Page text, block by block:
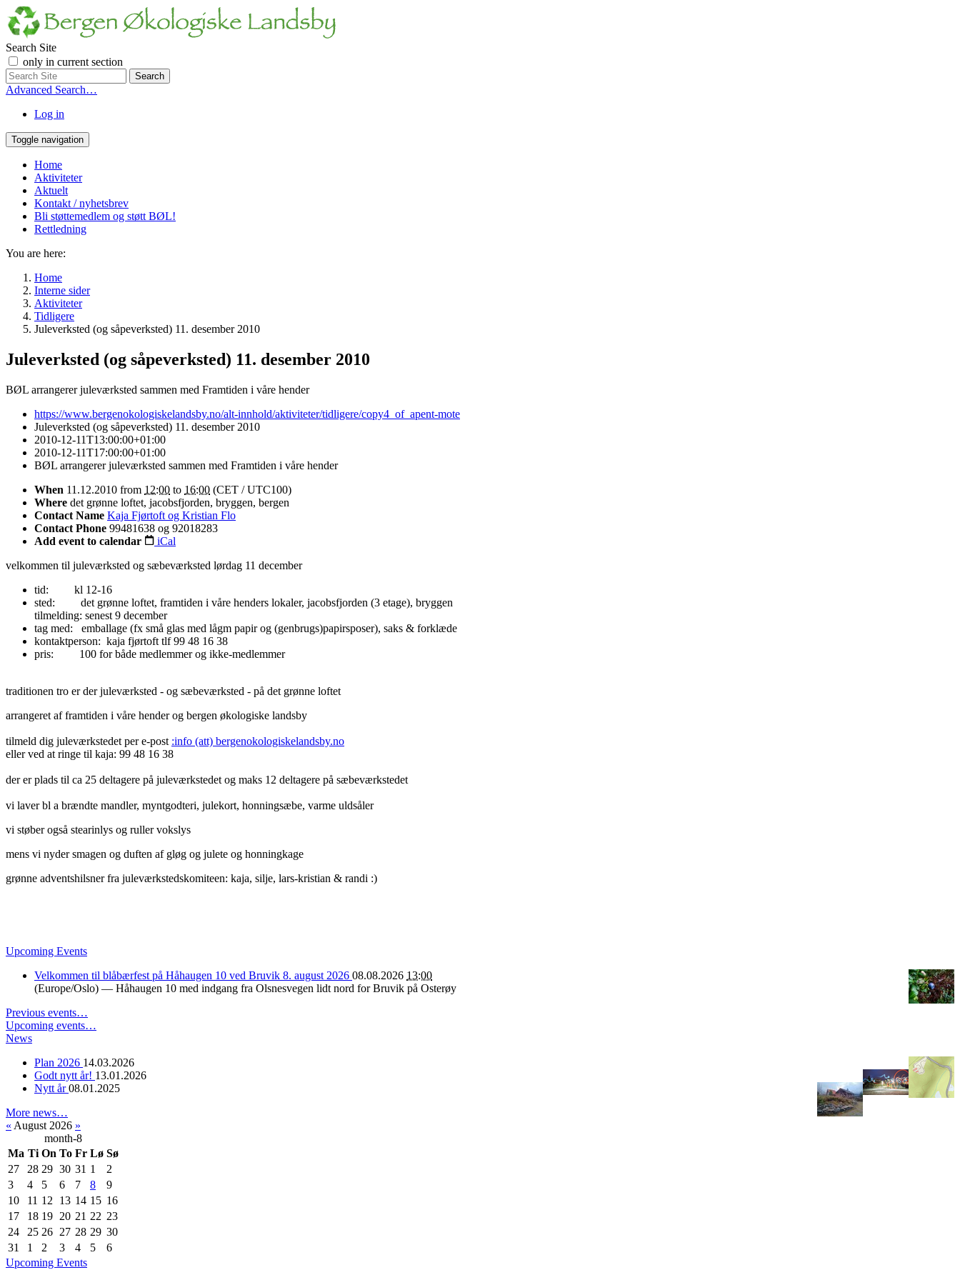
Search Site
only in current section
Advanced Search…
Log in
Toggle navigation
Home
Aktiviteter
Aktuelt
Kontakt / nyhetsbrev
Bli støttemedlem og støtt BØL!
Rettledning
You are here:
Home
Interne sider
Aktiviteter
Tidligere
Juleverksted (og såpeverksted) 11. desember 2010
Juleverksted (og såpeverksted) 11. desember 2010
BØL arrangerer juleværksted sammen med Framtiden i våre hender
https://www.bergenokologiskelandsby.no/alt-innhold/aktiviteter/tidligere/copy4_of_apent-mote
Juleverksted (og såpeverksted) 11. desember 2010
2010-12-11T13:00:00+01:00
2010-12-11T17:00:00+01:00
BØL arrangerer juleværksted sammen med Framtiden i våre hender
When 11.12.2010 from 12:00 to 16:00 (CET / UTC100)
Where det grønne loftet, jacobsfjorden, bryggen, bergen
Contact Name Kaja Fjørtoft og Kristian Flo
Contact Phone 99481638 og 92018283
Add event to calendar
iCal
velkommen til juleværksted og sæbeværksted lørdag 11 december
tid: kl 12-16
sted: det grønne loftet, framtiden i våre henders lokaler, jacobsfjorden (3 etage), bryggen
tilmelding: senest 9 december
tag med: emballage (fx små glas med lågm papir og (genbrugs)papirsposer), saks & forklæde
kontaktperson: kaja fjørtoft tlf 99 48 16 38
pris: 100 for både medlemmer og ikke-medlemmer
traditionen tro er der juleværksted - og sæbeværksted - på det grønne loftet
arrangeret af framtiden i våre hender og bergen økologiske landsby
tilmeld dig juleværkstedet per e-post :info (att) bergenokologiskelandsby.no
eller ved at ringe til kaja: 99 48 16 38
der er plads til ca 25 deltagere på juleværkstedet og maks 12 deltagere på sæbeværkstedet
vi laver bl a brændte mandler, myntgodteri, julekort, honningsæbe, varme uldsåler
vi støber også stearinlys og ruller vokslys
mens vi nyder smagen og duften af gløg og julete og honningkage
grønne adventshilsner fra juleværkstedskomiteen: kaja, silje, lars-kristian & randi :)
Upcoming Events
Velkommen til blåbærfest på Håhaugen 10 ved Bruvik 8. august 2026 08.08.2026 13:00
(Europe/Oslo) — Håhaugen 10 med indgang fra Olsnesvegen lidt nord for Bruvik på Osterøy
Previous events…
Upcoming events…
News
Plan 2026 14.03.2026
Godt nytt år! 13.01.2026
Nytt år08.01.2025
More news…
« August 2026 »
month-8
Ma Ti On To Fr Lø Sø
27
28 29 30 31 1
2
3
4 5 6 7 8
9
10
11 12 13 14 15 16
17
18 19 20 21 22 23
24
25 26 27 28 29 30
31
1 2 3 4 5
6
Upcoming Events